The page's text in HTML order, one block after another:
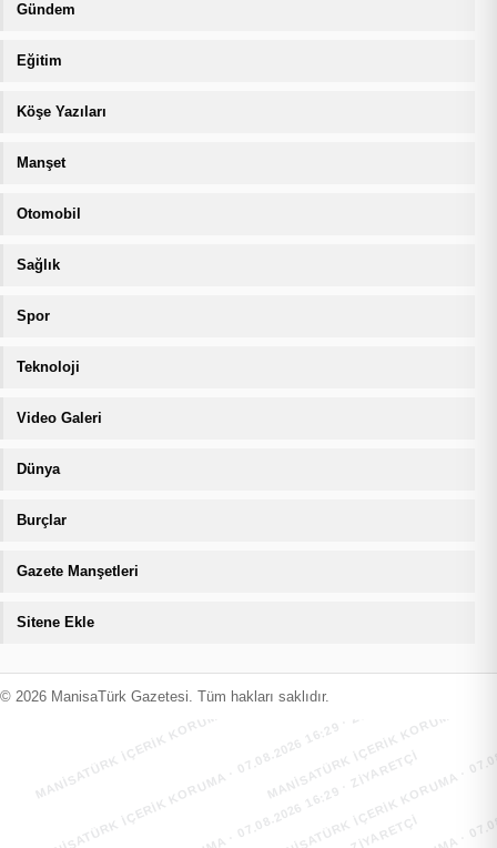
Gündem
Eğitim
Köşe Yazıları
Manşet
Otomobil
Sağlık
Spor
Teknoloji
Video Galeri
Dünya
Burçlar
Gazete Manşetleri
Sitene Ekle
© 2026 ManisaTürk Gazetesi. Tüm hakları saklıdır.
MANİSATÜRK İÇERİK KORUMA · 07.08.2026 16:29 · ZIYARETÇI
MANİSATÜRK İÇERİK KORUMA
MANİSATÜRK İÇERİK KORUMA · 07.08.2026 16:29 · ZIYARETÇI
MANİSATÜRK İÇERİK KORUMA